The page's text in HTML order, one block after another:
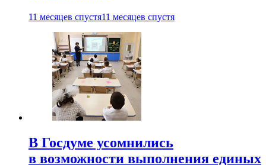
11 месяцев спустя11 месяцев спустя
В Госдуме усомнились
в возможности выполнения единых